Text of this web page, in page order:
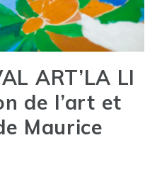
ART’LA LI
de l’art et
Maurice